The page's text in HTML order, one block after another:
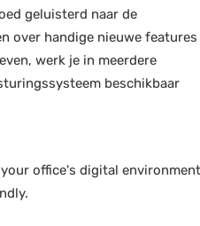
geluisterd naar de
over handige nieuwe features
werk je in meerdere
beschikbaar
office's digital